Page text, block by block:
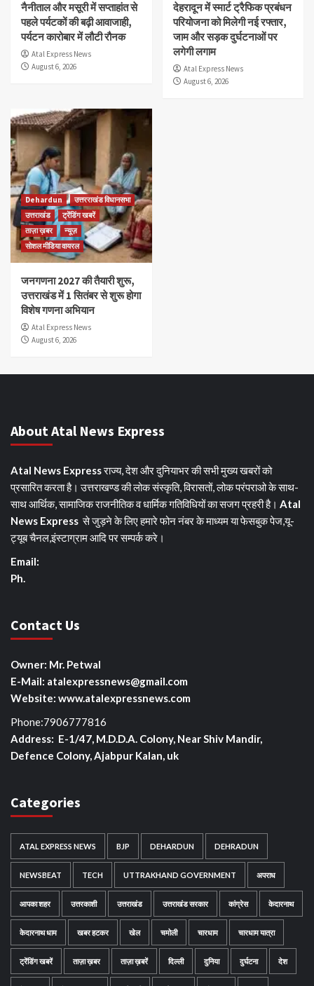
नैनीताल और मसूरी में सप्ताहांत से
पहले पर्यटकों की बढ़ी आवाजाही,
पर्यटन कारोबार में लौटी रौनक
Atal Express News
August 6, 2026
देहरादून में स्मार्ट ट्रैफिक प्रबंधन
परियोजना को मिलेगी नई रफ्तार,
जाम और सड़क दुर्घटनाओं पर
लगेगी लगाम
Atal Express News
August 6, 2026
Dehardun
उत्तरराखंड विधानसभा
उत्तराखंड
ट्रेंडिंग खबरें
ताज़ा ख़बर
न्यूज़
सोशल मीडिया वायरल
जनगणना 2027 की तैयारी शुरू,
उत्तराखंड में 1 सितंबर से शुरू होगा
विशेष गणना अभियान
Atal Express News
August 6, 2026
About Atal News Express
Atal News Expressराज्य, देश और दुनियाभर की सभी मुख्य खबरों को
प्रसारित करता है। उत्तराखण्ड की लोक संस्कृति, विरासतों, लोक परंपराओ के साथ-
साथ आर्थिक, सामाजिक राजनीतिक व धार्मिक गतिविधियों का सजग प्रहरी है। Atal
News Express से जुड़ने के लिए हमारे फोन नंबर के माध्यम या फेसबुक पेज,यू-
ट्यूब चैनल,इंस्टाग्राम आदि पर सम्पर्क करे।
Email:
Ph.
Contact Us
Owner: Mr. Petwal
E-Mail: atalexpressnews@gmail.com
Website: www.atalexpressnews.com
Phone:7906777816
Address: E-1/47, M.D.D.A. Colony, Near Shiv Mandir,
Defence Colony, Ajabpur Kalan, uk
Categories
ATAL EXPRESS NEWS BJP DEHARDUN DEHRADUN
NEWSBEAT TECH UTTRAKHAND GOVERNMENT अपराध
आपका शहर उत्तरकाशी उत्तराखंड उत्तराखंड सरकार कांग्रेस केदारनाथ
केदारनाथ धाम खबर हटकर खेल चमोली चारधाम चारधाम यात्रा
ट्रेंडिंग खबरें ताज़ा ख़बर ताज़ा ख़बरें दिल्ली दुनिया दुर्घटना देश